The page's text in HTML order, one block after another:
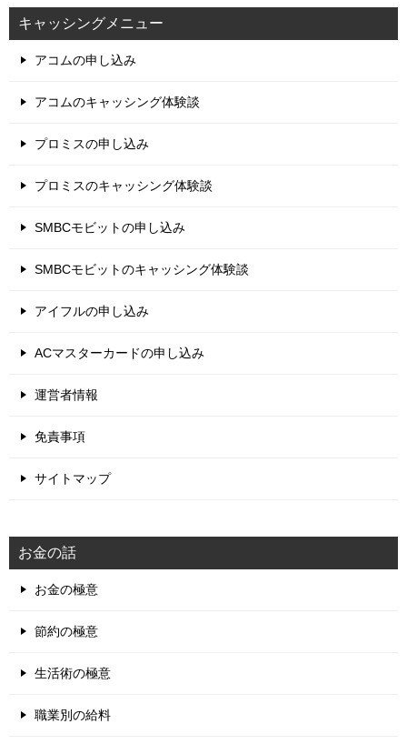
キャッシングメニュー
アコムの申し込み
アコムのキャッシング体験談
プロミスの申し込み
プロミスのキャッシング体験談
SMBCモビットの申し込み
SMBCモビットのキャッシング体験談
アイフルの申し込み
ACマスターカードの申し込み
運営者情報
免責事項
サイトマップ
お金の話
お金の極意
節約の極意
生活術の極意
職業別の給料